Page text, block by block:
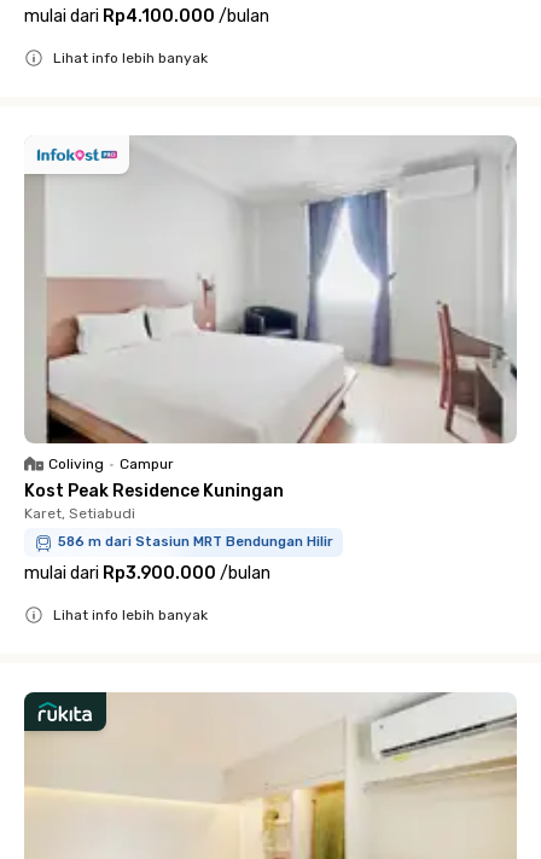
mulai dari Rp4.100.000 /bulan
Lihat info lebih banyak
Coliving • Campur
Kost Peak Residence Kuningan
Karet, Setiabudi
586 m dari Stasiun MRT Bendungan Hilir
mulai dari Rp3.900.000 /bulan
Lihat info lebih banyak